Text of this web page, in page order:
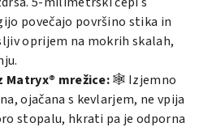
povečajo površino stika in
oprijem na mokrih skalah,
Matryx® mrežice:🕸️ Izjemno
ojačana s kevlarjem, ne vpija
stopalu, hkrati pa je odporna